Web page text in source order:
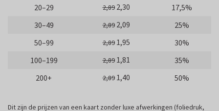
20–29
2,89 2,30
17,5%
30–49
2,89 2,09
25%
50–99
2,89 1,95
30%
100–199
2,89 1,81
35%
200+
2,89 1,40 50%
Dit zijn de prijzen van een kaart zonder luxe afwerkingen (foliedruk,